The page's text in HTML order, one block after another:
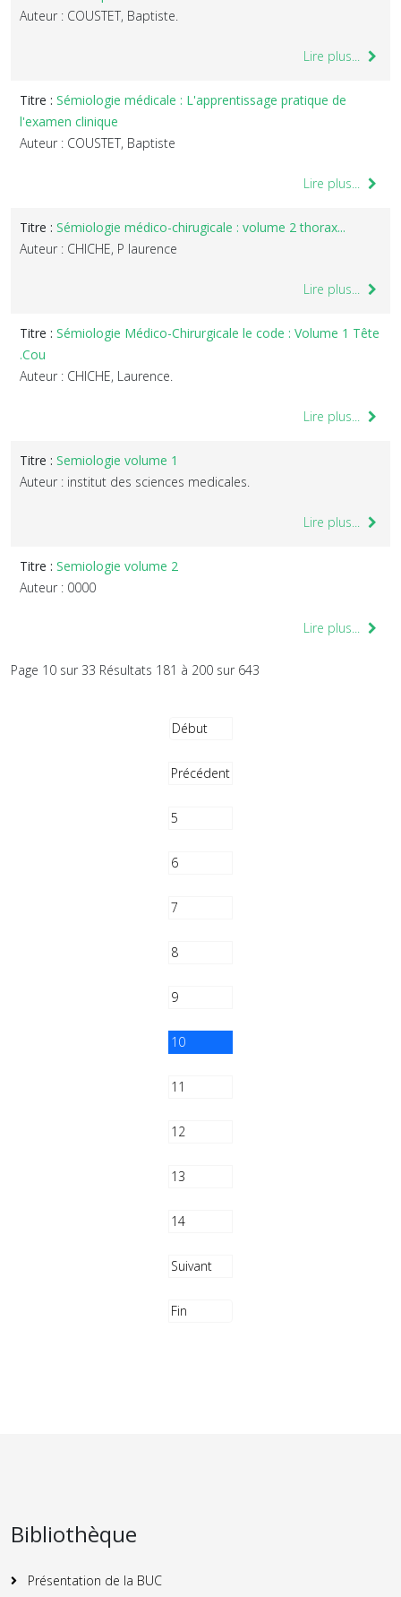
Auteur : COUSTET, Baptiste.
Lire plus...
Titre : Sémiologie médicale : L'apprentissage pratique de
l'examen clinique
Auteur : COUSTET, Baptiste
Lire plus...
Titre : Sémiologie médico-chirugicale : volume 2 thorax...
Auteur : CHICHE, P laurence
Lire plus...
Titre : Sémiologie Médico-Chirurgicale le code : Volume 1 Tête
.Cou
Auteur : CHICHE, Laurence.
Lire plus...
Titre : Semiologie volume 1
Auteur : institut des sciences medicales.
Lire plus...
Titre : Semiologie volume 2
Auteur : 0000
Lire plus...
Page 10 sur 33 Résultats 181 à 200 sur 643
Début
Précédent
5
6
7
8
9
10
11
12
13
14
Suivant
Fin
Bibliothèque
Présentation de la BUC